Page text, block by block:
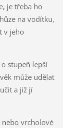
je třeba ho
na vodítku,
v jeho
stupeň lepší
může udělat
a již jí
vrcholové